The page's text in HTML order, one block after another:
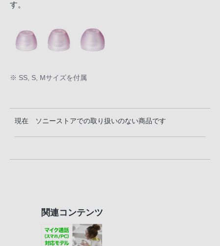
す。
※ SS, S, Mサイズを付属
現在 ソニーストアでの取り扱いのない商品です
関連コンテンツ